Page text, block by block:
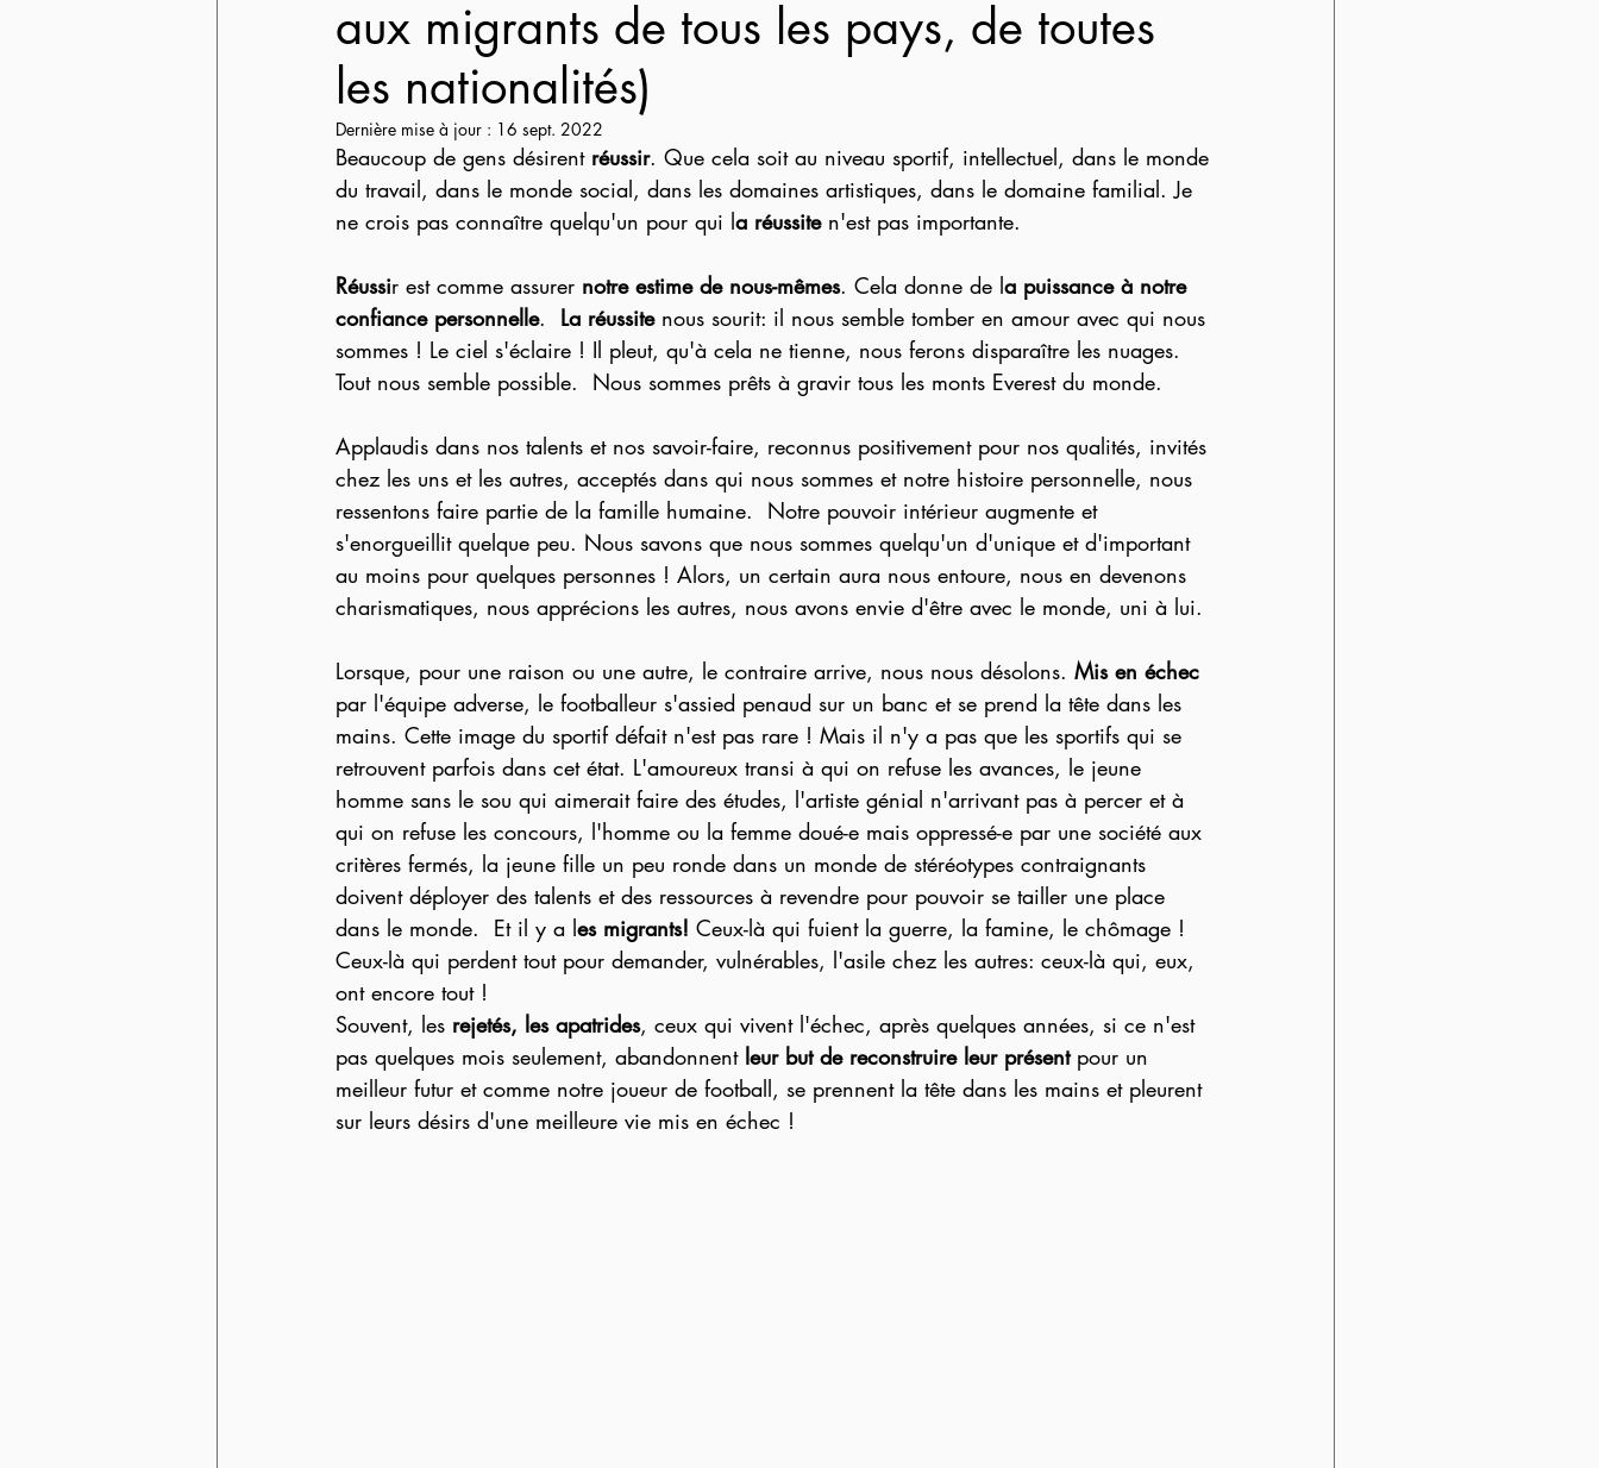
aux migrants de tous les pays, de toutes
les nationalités)
Dernière mise à jour : 16 sept. 2022
Beaucoup de gens désirent réussir. Que cela soit au niveau sportif, intellectuel, dans le monde
du travail, dans le monde social, dans les domaines artistiques, dans le domaine familial. Je
ne crois pas connaître quelqu'un pour qui la réussite n'est pas importante.
Réussir est comme assurer notre estime de nous-mêmes. Cela donne de la puissance à notre
confiance personnelle. La réussite nous sourit: il nous semble tomber en amour avec qui nous
sommes ! Le ciel s'éclaire ! Il pleut, qu'à cela ne tienne, nous ferons disparaître les nuages.
Tout nous semble possible.  Nous sommes prêts à gravir tous les monts Everest du monde.
Applaudis dans nos talents et nos savoir-faire, reconnus positivement pour nos qualités, invités
chez les uns et les autres, acceptés dans qui nous sommes et notre histoire personnelle, nous
ressentons faire partie de la famille humaine.  Notre pouvoir intérieur augmente et
s'enorgueillit quelque peu. Nous savons que nous sommes quelqu'un d'unique et d'important
au moins pour quelques personnes ! Alors, un certain aura nous entoure, nous en devenons
charismatiques, nous apprécions les autres, nous avons envie d'être avec le monde, uni à lui.
Lorsque, pour une raison ou une autre, le contraire arrive, nous nous désolons. Mis en échec
par l'équipe adverse, le footballeur s'assied penaud sur un banc et se prend la tête dans les
mains. Cette image du sportif défait n'est pas rare ! Mais il n'y a pas que les sportifs qui se
retrouvent parfois dans cet état. L'amoureux transi à qui on refuse les avances, le jeune
homme sans le sou qui aimerait faire des études, l'artiste génial n'arrivant pas à percer et à
qui on refuse les concours, l'homme ou la femme doué-e mais oppressé-e par une société aux
critères fermés, la jeune fille un peu ronde dans un monde de stéréotypes contraignants
doivent déployer des talents et des ressources à revendre pour pouvoir se tailler une place
dans le monde.  Et il y a les migrants! Ceux-là qui fuient la guerre, la famine, le chômage !
Ceux-là qui perdent tout pour demander, vulnérables, l'asile chez les autres: ceux-là qui, eux,
ont encore tout !
Souvent, les rejetés, les apatrides, ceux qui vivent l'échec, après quelques années, si ce n'est
pas quelques mois seulement, abandonnent leur but de reconstruire leur présent pour un
meilleur futur et comme notre joueur de football, se prennent la tête dans les mains et pleurent
sur leurs désirs d'une meilleure vie mis en échec !